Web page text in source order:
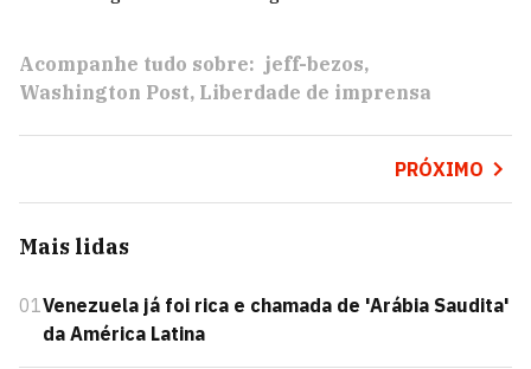
Acompanhe tudo sobre: jeff-bezos
Washington Post Liberdade de imprensa
PRÓXIMO
Mais lidas
01Venezuela já foi rica e chamada de 'Arábia Saudita'
da América Latina